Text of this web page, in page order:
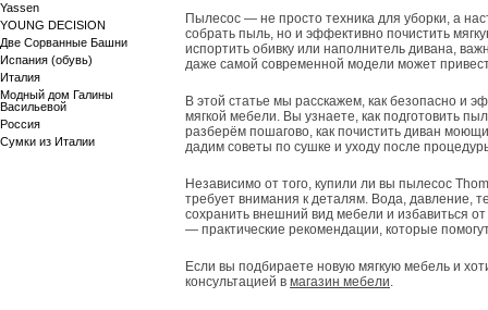
Yassen
YOUNG DECISION
Две Сорванные Башни
Испания (обувь)
Италия
Модный дом Галины
Васильевой
Россия
Сумки из Италии
Пылесос — не просто техника для уборки, а
собрать пыль, но и эффективно почистить
испортить обивку или наполнитель дивана,
даже самой современной модели может
В этой статье мы расскажем, как безопасно и
мягкой мебели. Вы узнаете, как подготовить
разберём пошагово, как почистить диван
дадим советы по сушке и уходу после
Независимо от того, купили ли вы пылесос
требует внимания к деталям. Вода, давление,
сохранить внешний вид мебели и избавиться
— практические рекомендации, которые
Если вы подбираете новую мягкую мебель и
консультацией в магазин мебели.